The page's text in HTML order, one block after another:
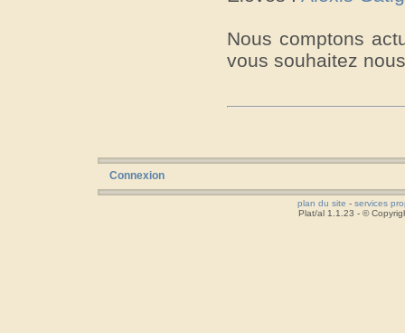
Nous comptons
vous souhaitez
Connexion
plan du site - services
Plat/al 1.1.23 - ©